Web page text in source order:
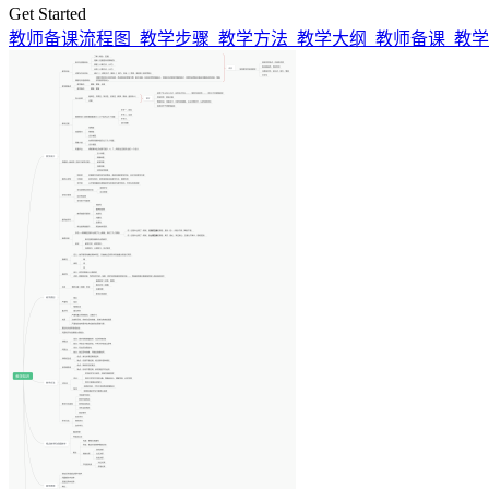
Get Started
教师备课流程图_教学步骤_教学方法_教学大纲_教师备课_教